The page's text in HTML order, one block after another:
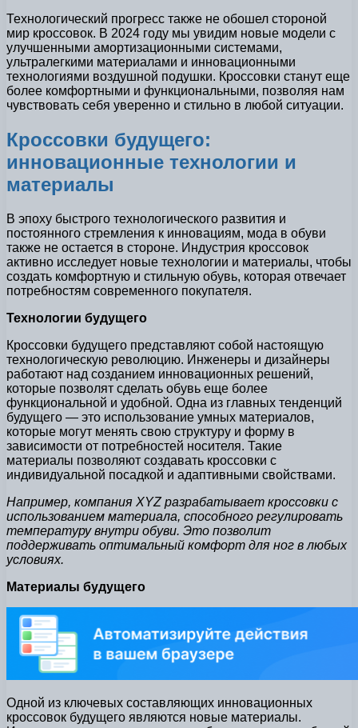
Технологический прогресс также не обошел стороной
мир кроссовок. В 2024 году мы увидим новые модели с
улучшенными амортизационными системами,
ультралегкими материалами и инновационными
технологиями воздушной подушки. Кроссовки станут еще
более комфортными и функциональными, позволяя нам
чувствовать себя уверенно и стильно в любой ситуации.
Кроссовки будущего:
инновационные технологии и
материалы
В эпоху быстрого технологического развития и
постоянного стремления к инновациям, мода в обуви
также не остается в стороне. Индустрия кроссовок
активно исследует новые технологии и материалы, чтобы
создать комфортную и стильную обувь, которая отвечает
потребностям современного покупателя.
Технологии будущего
Кроссовки будущего представляют собой настоящую
технологическую революцию. Инженеры и дизайнеры
работают над созданием инновационных решений,
которые позволят сделать обувь еще более
функциональной и удобной. Одна из главных тенденций
будущего — это использование умных материалов,
которые могут менять свою структуру и форму в
зависимости от потребностей носителя. Такие
материалы позволяют создавать кроссовки с
индивидуальной посадкой и адаптивными свойствами.
Например, компания XYZ разрабатывает кроссовки с
использованием материала, способного регулировать
температуру внутри обуви. Это позволит
поддерживать оптимальный комфорт для ног в любых
условиях.
Материалы будущего
Одной из ключевых составляющих инновационных
кроссовок будущего являются новые материалы.